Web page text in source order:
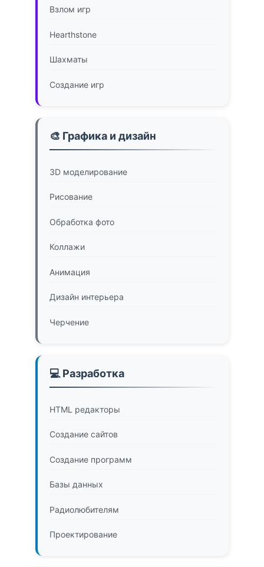
Взлом игр
Hearthstone
Шахматы
Создание игр
🎨 Графика и дизайн
3D моделирование
Рисование
Обработка фото
Коллажи
Анимация
Дизайн интерьера
Черчение
💻 Разработка
HTML редакторы
Создание сайтов
Создание программ
Базы данных
Радиолюбителям
Проектирование